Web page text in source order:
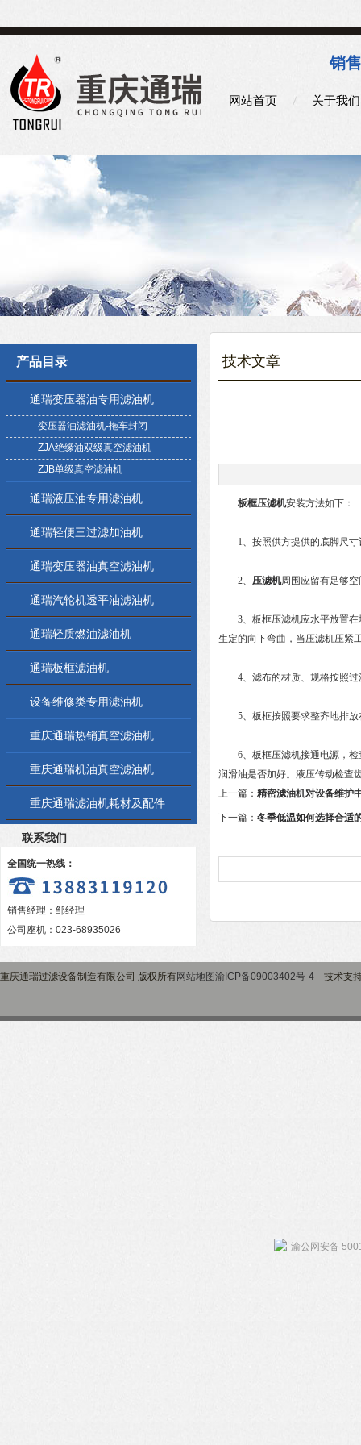
销
网站首页 关于我们
产品目录
通瑞变压器油专用滤油机
变压器油滤油机-拖车封闭
ZJA绝缘油双级真空滤油机
ZJB单级真空滤油机
通瑞液压油专用滤油机
通瑞轻便三过滤加油机
通瑞变压器油真空滤油机
通瑞汽轮机透平油滤油机
通瑞轻质燃油滤油机
通瑞板框滤油机
设备维修类专用滤油机
重庆通瑞热销真空滤油机
重庆通瑞机油真空滤油机
重庆通瑞滤油机耗材及配件
联系我们
全国统一热线：
销售经理：邹经理
公司座机：023-68935026
技术文章
板框压滤机安装方法如下：
1、按照供方提供的底脚尺寸
2、 压滤机周围应留有足够
3、板框压滤机应水平放置在
生定的向下弯曲，当压滤机压紧
4、滤布的材质、规格按照过
5、板框按照要求整齐地排放
6、板框压滤机接通电源，检
润滑油是否加好。液压传动检查
上一篇： 精密滤油机对设备维护
下一篇： 冬季低温如何选择合适
重庆通瑞过滤设备制造有限公司 版权所有网站地图渝ICP备09003402号-4 技术支
渝公网安备